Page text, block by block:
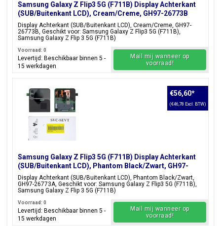
Samsung Galaxy Z Flip3 5G (F711B) Display Achterkant
(SUB/Buitenkant LCD), Cream/Creme, GH97-26773B
Display Achterkant (SUB/Buitenkant LCD), Cream/Creme, GH97-
26773B, Geschikt voor: Samsung Galaxy Z Flip3 5G (F711B),
Samsung Galaxy Z Flip 3 5G (F711B)
Voorraad: 0
Levertijd: Beschikbaar binnen 5 -
15 werkdagen
Mail mij wanneer op
voorraad!
Samsung Galaxy Z Flip3 5G (F711B) Display Achterkant
(SUB/Buitenkant LCD), Phantom Black/Zwart, GH97-
26773A
Display Achterkant (SUB/Buitenkant LCD), Phantom Black/Zwart,
GH97-26773A, Geschikt voor: Samsung Galaxy Z Flip3 5G (F711B),
Samsung Galaxy Z Flip 3 5G (F711B)
€56,60*
(€46,78 Excl. BTW)
Voorraad: 0
Levertijd: Beschikbaar binnen 5 -
15 werkdagen
Mail mij wanneer op
voorraad!